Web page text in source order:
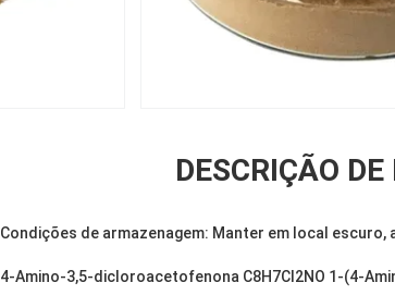
DESCRIÇÃO
Condições de armazenagem: Manter em local
4-Amino-3,5-dicloroacetofenona C8H7Cl2NO 1-(4-